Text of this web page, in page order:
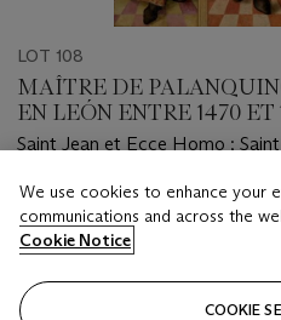
LOT 108
MAÎTRE DE
EN LEÓN ENTRE 1470 ET
Saint Jean et Ecce Homo ;
Estimate
EUR 30,000 - EUR 50,000
Closed
We use cookies to enhance your
communications and across the
Cookie Notice
COOKIE